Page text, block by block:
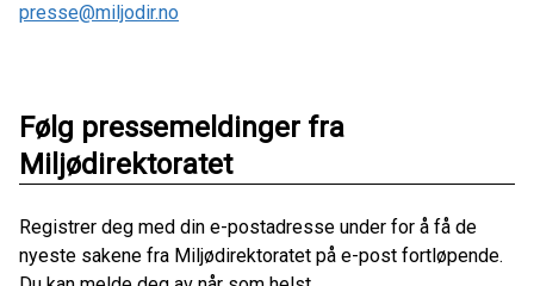
presse@miljodir.no
Følg pressemeldinger fra
Miljødirektoratet
Registrer deg med din e-postadresse under for å få de
nyeste sakene fra Miljødirektoratet på e-post fortløpende.